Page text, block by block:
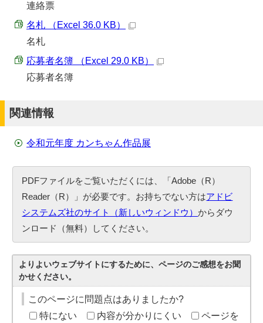
連絡票
名札 （Excel 36.0 KB）
名札
応募者名簿 （Excel 29.0 KB）
応募者名簿
関連情報
令和元年度 カンちゃん作品展
PDFファイルをご覧いただくには、「Adobe（R）
Reader（R）」が必要です。お持ちでない方はアドビ
システムズ社のサイト（新しいウィンドウ）からダウ
ンロード（無料）してください。
よりよいウェブサイトにするために、ページのご感想をお聞
かせください。
このページに問題点はありましたか?
特にない
内容が分かりにくい
ページを